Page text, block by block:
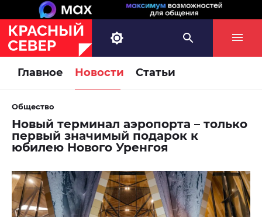
Главное Новости Статьи
Общество
Новый терминал аэропорта – только
первый значимый подарок к
юбилею Нового Уренгоя